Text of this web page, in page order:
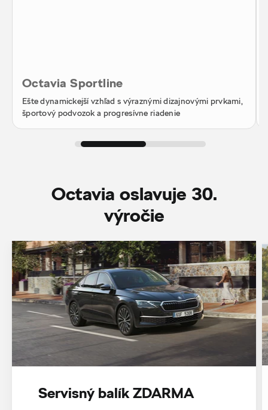
Octavia Sportline
Ešte dynamickejší vzhľad s výraznými dizajnovými prvkami,
športový podvozok a progresívne riadenie
Octavia oslavuje 30.
‎výročie
Servisný balík ZDARMA